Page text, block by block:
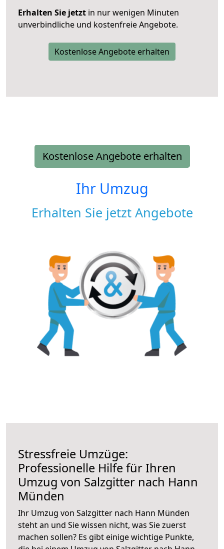
Erhalten Sie jetzt in nur wenigen Minuten
unverbindliche und kostenfreie Angebote.
Kostenlose Angebote erhalten
Kostenlose Angebote erhalten
Ihr Umzug
Erhalten Sie jetzt Angebote
Stressfreie Umzüge:
Professionelle Hilfe für Ihren
Umzug von Salzgitter nach Hann
Münden
Ihr Umzug von Salzgitter nach Hann Münden
steht an und Sie wissen nicht, was Sie zuerst
machen sollen? Es gibt einige wichtige Punkte,